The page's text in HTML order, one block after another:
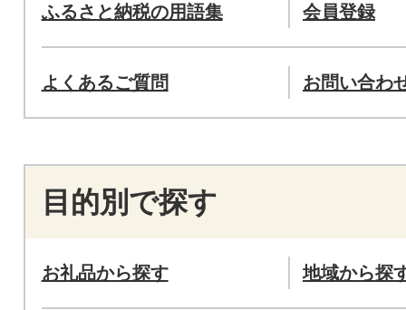
ふるさと納税の用語集 会員登録
よくあるご質問 お問い合わ
目的別で探す
お礼品から探す 地域から探